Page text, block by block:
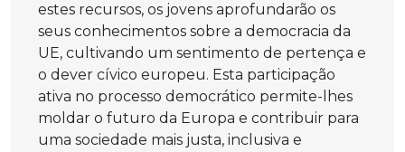
estes recursos, os jovens aprofundarão os
seus conhecimentos sobre a democracia da
UE, cultivando um sentimento de pertença e
o dever cívico europeu. Esta participação
ativa no processo democrático permite-lhes
moldar o futuro da Europa e contribuir para
uma sociedade mais justa, inclusiva e